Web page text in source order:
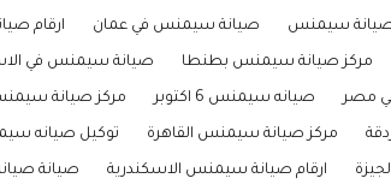
صيانة سيمنس صيانة سيمنس في عمان ارقام
مركز صيانة سيمنس بطنطا صيانة سيمنس في
مصر صيانه سيمنس 6 اكتوبر مركز صيانة
مركز صيانة سيمنس القاهرة توكيل صيانه
ارقام صيانة سيمنس الاسكندرية صيانة